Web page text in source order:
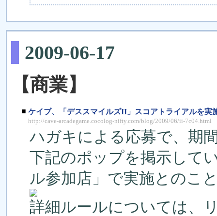
2009-06-17
【商業】
■ ケイブ、「デススマイルズII」スコアトライアルを実
http://cave-arcadegame.cocolog-nifty.com/blog/2009/06/ii-7c04.html
ハガキによる応募で、期
下記のポップを掲示して
ル参加店」で実施とのこ
詳細ルールについては、